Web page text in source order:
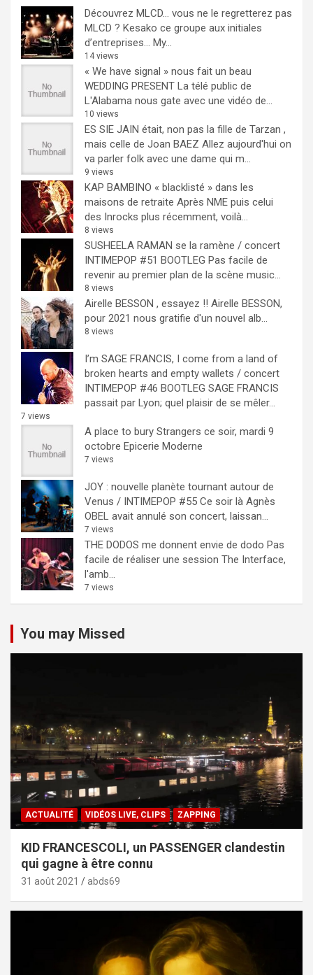
Découvrez MLCD… vous ne le regretterez pas
MLCD ? Kesako ce groupe aux initiales
d’entreprises… My...
14 views
« We have signal » nous fait un beau
WEDDING PRESENT La télé public de
L'Alabama nous gate avec une vidéo de...
10 views
ES SIE JAIN était, non pas la fille de Tarzan ,
mais celle de Joan BAEZ Allez aujourd'hui on
va parler folk avec une dame qui m...
9 views
KAP BAMBINO « blacklisté » dans les
maisons de retraite Après NME puis celui
des Inrocks plus récemment, voilà...
8 views
SUSHEELA RAMAN se la ramène / concert
INTIMEPOP #51 BOOTLEG Pas facile de
revenir au premier plan de la scène music...
8 views
Airelle BESSON , essayez !! Airelle BESSON,
pour 2021 nous gratifie d'un nouvel alb...
8 views
I’m SAGE FRANCIS, I come from a land of
broken hearts and empty wallets / concert
INTIMEPOP #46 BOOTLEG SAGE FRANCIS
passait par Lyon; quel plaisir de se mêler...
7 views
A place to bury Strangers ce soir, mardi 9
octobre Epicerie Moderne
7 views
JOY : nouvelle planète tournant autour de
Venus / INTIMEPOP #55 Ce soir là Agnès
OBEL avait annulé son concert, laissan...
7 views
THE DODOS me donnent envie de dodo Pas
facile de réaliser une session The Interface,
l'amb...
7 views
You may Missed
ACTUALITÉ VIDÉOS LIVE, CLIPS ZAPPING
KID FRANCESCOLI, un PASSENGER clandestin
qui gagne à être connu
31 août 2021 abds69